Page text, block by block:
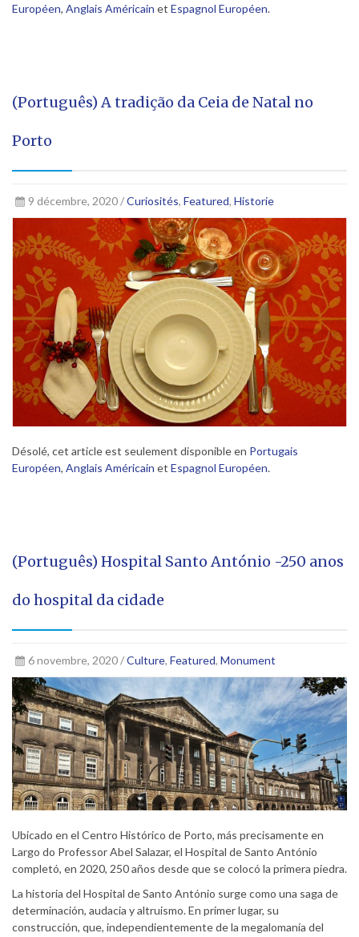
Européen, Anglais Américain et Espagnol Européen.
(Português) A tradição da Ceia de Natal no
Porto
9 décembre, 2020 /Curiosités, Featured, Historie
Désolé, cet article est seulement disponible en Portugais
Européen, Anglais Américain et Espagnol Européen.
(Português) Hospital Santo António -250 anos
do hospital da cidade
6 novembre, 2020 /Culture, Featured, Monument
Ubicado en el Centro Histórico de Porto, más precisamente en
Largo do Professor Abel Salazar, el Hospital de Santo António
completó, en 2020, 250 años desde que se colocó la primera piedra.
La historia del Hospital de Santo António surge como una saga de
determinación, audacia y altruismo. En primer lugar, su
construcción, que, independientemente de la megalomanía del